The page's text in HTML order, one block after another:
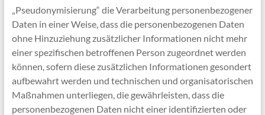
„Pseudonymisierung“ die Verarbeitung personenbezogener
Daten in einer Weise, dass die personenbezogenen Daten
ohne Hinzuziehung zusätzlicher Informationen nicht mehr
einer spezifischen betroffenen Person zugeordnet werden
können, sofern diese zusätzlichen Informationen gesondert
aufbewahrt werden und technischen und organisatorischen
Maßnahmen unterliegen, die gewährleisten, dass die
personenbezogenen Daten nicht einer identifizierten oder